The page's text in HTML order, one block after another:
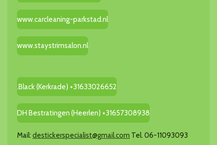
www.carcleaning-parkstad.nl
www.staystrimsalon.nl
.Black (Kerkrade) +31633026652
DH Bestratingen (Heerlen) +31657308938
Mail: destickerspecialist@gmail.com Tel. 06-11093093